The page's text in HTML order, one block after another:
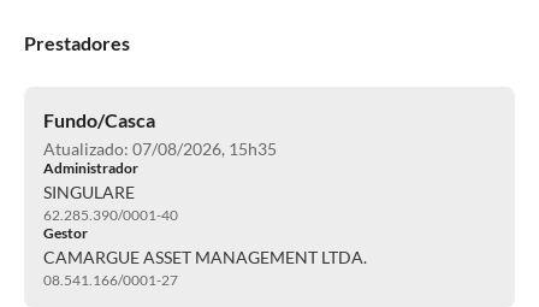
Prestadores
Fundo/Casca
Atualizado: 07/08/2026, 15h35
Administrador
SINGULARE
62.285.390/0001-40
Gestor
CAMARGUE ASSET MANAGEMENT LTDA.
08.541.166/0001-27